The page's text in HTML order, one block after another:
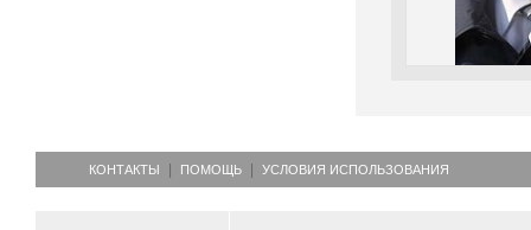
КОНТАКТЫ ПОМОЩЬ УСЛОВИЯ ИСПОЛЬЗОВАНИЯ